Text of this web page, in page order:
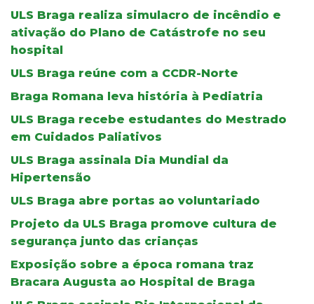
ULS Braga realiza simulacro de incêndio e
ativação do Plano de Catástrofe no seu
hospital
ULS Braga reúne com a CCDR-Norte
Braga Romana leva história à Pediatria
ULS Braga recebe estudantes do Mestrado
em Cuidados Paliativos
ULS Braga assinala Dia Mundial da
Hipertensão
ULS Braga abre portas ao voluntariado
Projeto da ULS Braga promove cultura de
segurança junto das crianças
Exposição sobre a época romana traz
Bracara Augusta ao Hospital de Braga